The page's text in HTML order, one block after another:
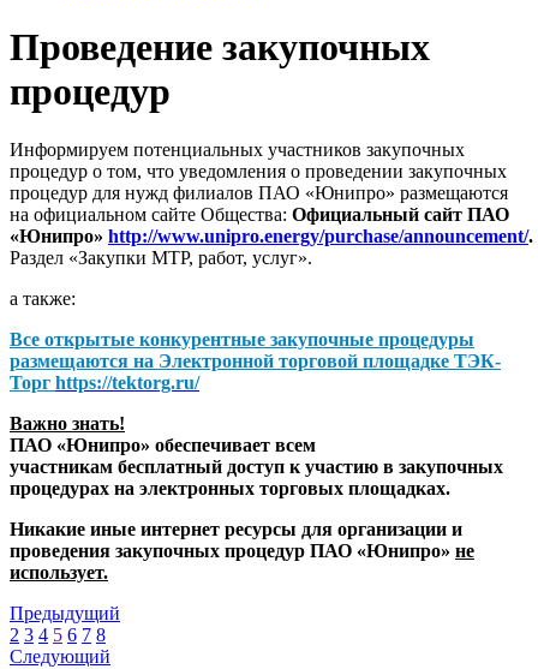
Проведение закупочных
процедур
Информируем потенциальных участников закупочных
процедур о том, что уведомления о проведении закупочных
процедур для нужд филиалов ПАО «Юнипро» размещаются
на официальном сайте Общества: Официальный сайт ПАО
«Юнипро» http://www.unipro.energy/purchase/announcement/.
Раздел «Закупки МТР, работ, услуг».
а также:
Все открытые конкурентные закупочные процедуры
размещаются на Электронной торговой площадке ТЭК-
Торг https://tektorg.ru/
Важно знать!
ПАО «Юнипро» обеспечивает всем
участникам бесплатный доступ к участию в закупочных
процедурах на электронных торговых площадках.
Никакие иные интернет ресурсы для организации и
проведения закупочных процедур ПАО «Юнипро» не
использует.
Предыдущий
2 3 4 5 6 7 8
Следующий